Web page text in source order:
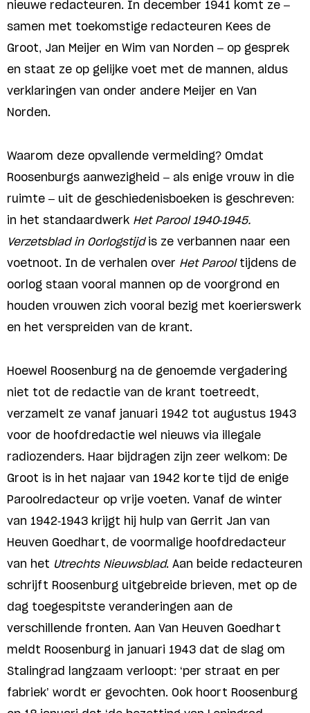
nieuwe redacteuren. In december 1941 komt ze –
samen met toekomstige redacteuren Kees de
Groot, Jan Meijer en Wim van Norden – op gesprek
en staat ze op gelijke voet met de mannen, aldus
verklaringen van onder andere Meijer en Van
Norden.
Waarom deze opvallende vermelding? Omdat
Roosenburgs aanwezigheid – als enige vrouw in die
ruimte – uit de geschiedenisboeken is geschreven:
in het standaardwerk Het Parool 1940-1945.
Verzetsblad in Oorlogstijdis ze verbannen naar een
voetnoot. In de verhalen over Het Parooltijdens de
oorlog staan vooral mannen op de voorgrond en
houden vrouwen zich vooral bezig met koerierswerk
en het verspreiden van de krant.
Hoewel Roosenburg na de genoemde vergadering
niet tot de redactie van de krant toetreedt,
verzamelt ze vanaf januari 1942 tot augustus 1943
voor de hoofdredactie wel nieuws via illegale
radiozenders. Haar bijdragen zijn zeer welkom: De
Groot is in het najaar van 1942 korte tijd de enige
Paroolredacteur op vrije voeten. Vanaf de winter
van 1942-1943 krijgt hij hulp van Gerrit Jan van
Heuven Goedhart, de voormalige hoofdredacteur
van het Utrechts Nieuwsblad. Aan beide redacteuren
schrijft Roosenburg uitgebreide brieven, met op de
dag toegespitste veranderingen aan de
verschillende fronten. Aan Van Heuven Goedhart
meldt Roosenburg in januari 1943 dat de slag om
Stalingrad langzaam verloopt: ‘per straat en per
fabriek’ wordt er gevochten. Ook hoort Roosenburg